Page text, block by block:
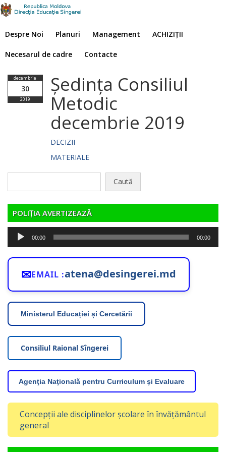
Despre Noi Planuri Management ACHIZIȚII
Necesarul de cadre Contacte
decembrie
30
2019
Ședința Consiliul
Metodic
decembrie 2019
DECIZII
MATERIALE
POLIȚIA AVERTIZEAZĂ
Player
audio
00:00 00:00
✉EMAIL :atena@desingerei.md
Ministerul Educației și Cercetării
Consiliul Raional Sîngerei
Agenţia Naţională pentru Curriculum şi Evaluare
Concepții ale disciplinelor școlare în învățământul
general